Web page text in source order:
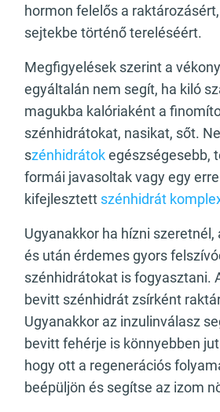
hormon felelős a
sejtekbe történő tereléséért.
Megfigyelések szerint a
egyáltalán nem segít, ha kiló
magukba kalóriaként a
szénhidrátokat, nasikat, sőt.
szénhidrátokegészségesebb,
formái javasoltak vagy egy
kifejlesztett szénhidrát
Ugyanakkor ha hízni
és után érdemes gyors
szénhidrátokat is fogyasztani.
bevitt szénhidrát zsírként
Ugyanakkor az inzulinválasz
bevitt fehérje is könnyebben
hogy ott a regenerációs
beépüljön és segítse az izom